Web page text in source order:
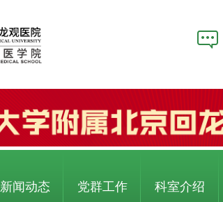
新闻动态 党群工作 科室介绍